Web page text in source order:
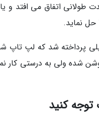
طولانی اتفاق می افتد و
نماید.
پرداخته شد که لپ تاپ
شده ولی به درستی کار